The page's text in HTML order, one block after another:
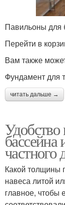
Павильоны для
Перейти в
Вам также
Фундамент для
читать дальше →
Удобство
бассейна
частного
Какой толщины
навеса литой
главное, чтобы